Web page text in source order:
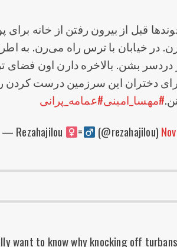
قبل از بیرون رفتن از خانه برای
در خیابان با ترس راه می‌رن. به
دردسر بشن. بالاخره دارن اون
۴۰ ساله برای دختران این سرزمین درست
#مهسا_امینی#عمامه_پرانی
— Rezahajilou
= (@rezahajilou)
want to know why knocking off